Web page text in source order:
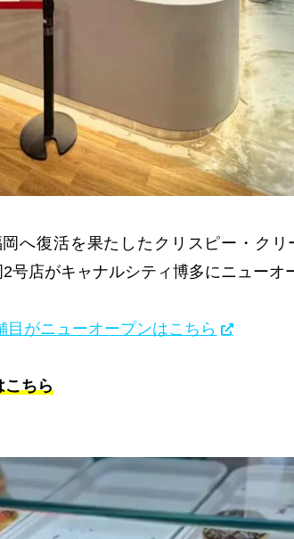
へ復活を果たしたクリスピー・クリ
2号店がキャナルシティ博多にニューオ
目がニューオープンはこちら
こちら